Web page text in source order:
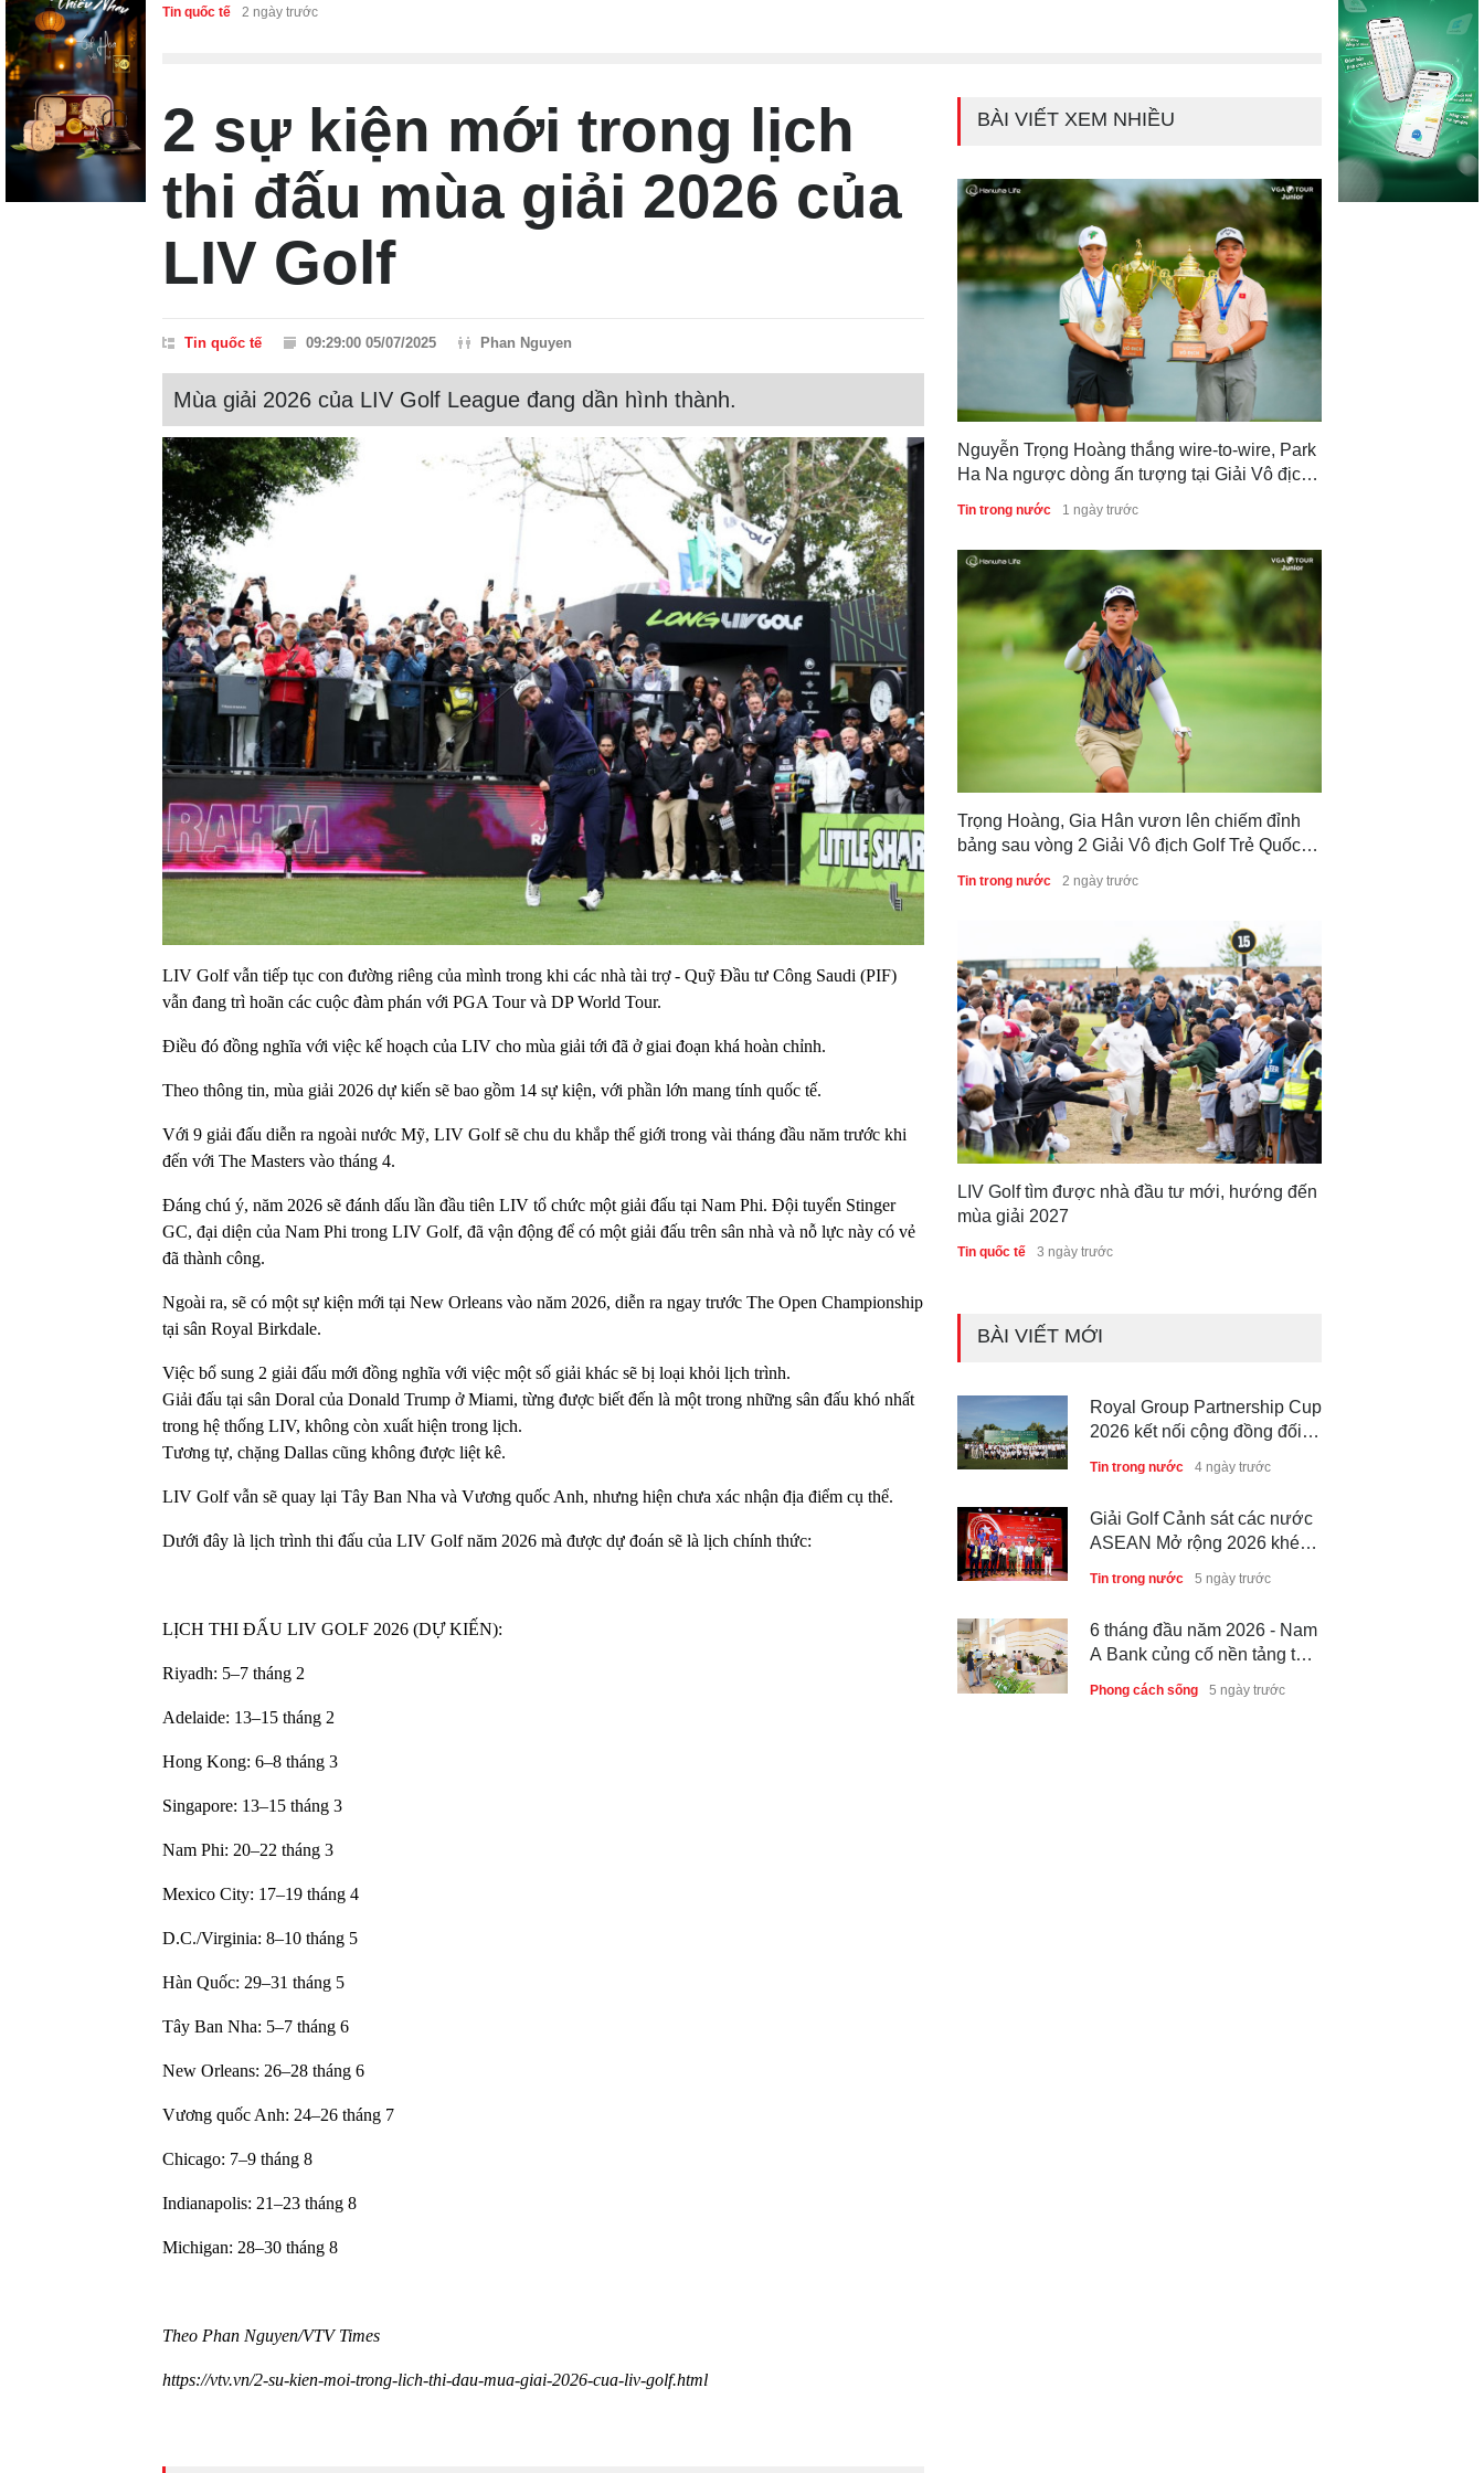
Tin quốc tế 2 ngày trước
2 sự kiện mới trong lịch
thi đấu mùa giải 2026 của
LIV Golf
Tin quốc tế 09:29:00 05/07/2025 Phan Nguyen
Mùa giải 2026 của LIV Golf League đang dần hình thành.
LIV Golf vẫn tiếp tục con đường riêng của mình trong khi các nhà tài trợ - Quỹ Đầu tư Công Saudi (PIF)
vẫn đang trì hoãn các cuộc đàm phán với PGA Tour và DP World Tour.
Điều đó đồng nghĩa với việc kế hoạch của LIV cho mùa giải tới đã ở giai đoạn khá hoàn chỉnh.
Theo thông tin, mùa giải 2026 dự kiến sẽ bao gồm 14 sự kiện, với phần lớn mang tính quốc tế.
Với 9 giải đấu diễn ra ngoài nước Mỹ, LIV Golf sẽ chu du khắp thế giới trong vài tháng đầu năm trước khi
đến với The Masters vào tháng 4.
Đáng chú ý, năm 2026 sẽ đánh dấu lần đầu tiên LIV tổ chức một giải đấu tại Nam Phi. Đội tuyển Stinger
GC, đại diện của Nam Phi trong LIV Golf, đã vận động để có một giải đấu trên sân nhà và nỗ lực này có vẻ
đã thành công.
Ngoài ra, sẽ có một sự kiện mới tại New Orleans vào năm 2026, diễn ra ngay trước The Open Championship
tại sân Royal Birkdale.
Việc bổ sung 2 giải đấu mới đồng nghĩa với việc một số giải khác sẽ bị loại khỏi lịch trình.
Giải đấu tại sân Doral của Donald Trump ở Miami, từng được biết đến là một trong những sân đấu khó nhất
trong hệ thống LIV, không còn xuất hiện trong lịch.
Tương tự, chặng Dallas cũng không được liệt kê.
LIV Golf vẫn sẽ quay lại Tây Ban Nha và Vương quốc Anh, nhưng hiện chưa xác nhận địa điểm cụ thể.
Dưới đây là lịch trình thi đấu của LIV Golf năm 2026 mà được dự đoán sẽ là lịch chính thức:
LỊCH THI ĐẤU LIV GOLF 2026 (DỰ KIẾN):
Riyadh: 5–7 tháng 2
Adelaide: 13–15 tháng 2
Hong Kong: 6–8 tháng 3
Singapore: 13–15 tháng 3
Nam Phi: 20–22 tháng 3
Mexico City: 17–19 tháng 4
D.C./Virginia: 8–10 tháng 5
Hàn Quốc: 29–31 tháng 5
Tây Ban Nha: 5–7 tháng 6
New Orleans: 26–28 tháng 6
Vương quốc Anh: 24–26 tháng 7
Chicago: 7–9 tháng 8
Indianapolis: 21–23 tháng 8
Michigan: 28–30 tháng 8
Theo Phan Nguyen/VTV Times
https://vtv.vn/2-su-kien-moi-trong-lich-thi-dau-mua-giai-2026-cua-liv-golf.html
BÀI VIẾT XEM NHIỀU
Nguyễn Trọng Hoàng thắng wire-to-wire, Park
Ha Na ngược dòng ấn tượng tại Giải Vô địch
Golf Trẻ Quốc gia 2026
Tin trong nước 1 ngày trước
Trọng Hoàng, Gia Hân vươn lên chiếm đỉnh
bảng sau vòng 2 Giải Vô địch Golf Trẻ Quốc
Tin trong nước 2 ngày trước
LIV Golf tìm được nhà đầu tư mới, hướng đến
mùa giải 2027
Tin quốc tế 3 ngày trước
BÀI VIẾT MỚI
Royal Group Partnership Cup
2026 kết nối cộng đồng đối
tác tại Royal Long An Golf &
Country Club
Tin trong nước 4 ngày trước
Giải Golf Cảnh sát các nước
ASEAN Mở rộng 2026 khép
lại thành công, thúc đẩy giao
lưu và hợp tác quốc tế
Tin trong nước 5 ngày trước
6 tháng đầu năm 2026 - Nam
A Bank củng cố nền tảng tài
sản và năng lực dự phòng
Phong cách sống 5 ngày trước